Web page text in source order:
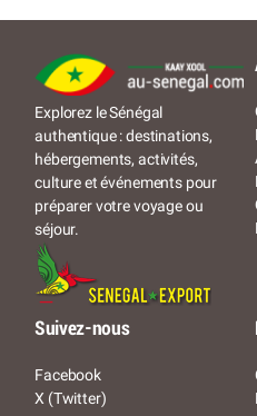
Explorez le Sénégal
authentique : destinations,
hébergements, activités,
culture et événements pour
préparer votre voyage ou
séjour.
Suivez-nous
Facebook
X (Twitter)